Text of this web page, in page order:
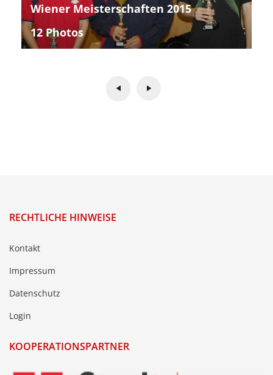
Wiener Meisterschaften 2015
12 Photos
RECHTLICHE HINWEISE
Kontakt
Impressum
Datenschutz
Login
KOOPERATIONSPARTNER